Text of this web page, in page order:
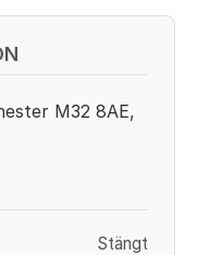
M32 8AE,
Stängt